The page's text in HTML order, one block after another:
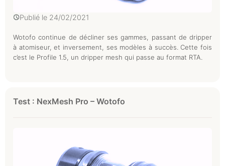
Publié le 24/02/2021
Wotofo continue de décliner ses gammes, passant de dripper
à atomiseur, et inversement, ses modèles à succès. Cette fois
c’est le Profile 1.5, un dripper mesh qui passe au format RTA.
Test : NexMesh Pro – Wotofo